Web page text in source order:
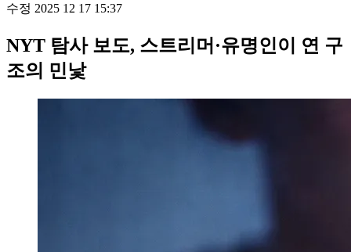
수정 2025 12 17 15:37
NYT 탐사 보도, 스트리머·유명인이 연 구
조의 민낯